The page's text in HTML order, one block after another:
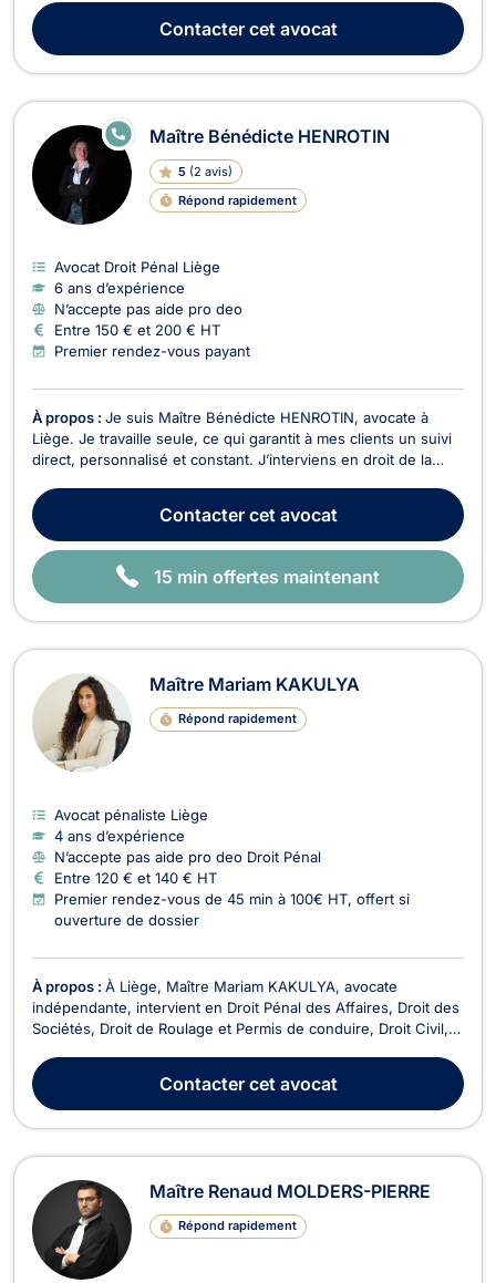
Contactercet avocat
Maître Bénédicte HENROTIN
5 (2 avis)
Répond rapidement
E
N
E
Avocat Droit Pénal Liège
6 ans d’expérience
N’accepte pas aide pro deo
Entre 150 € et 200 € HT
Premier rendez-vous payant
À propos : Je suis Maître Bénédicte HENROTIN, avocate à
Liège. Je travaille seule, ce qui garantit à mes clients un suivi
direct, personnalisé et constant. J’interviens en droit de la
assurances et droit du travail.En droit de la santé, je défends
les victimes d’erreurs médicale...
Contactercet avocat
15 min offertes maintenant
Maître Mariam KAKULYA
Répond rapidement
Avocat pénaliste Liège
4 ans d’expérience
N’accepte pas aide pro deo Droit Pénal
Entre 120 € et 140 € HT
Premier rendez-vous de 45 min à 100€ HT, offert si
ouverture de dossier
À propos : À Liège, Maître Mariam KAKULYA, avocate
indépendante, intervient en Droit Pénal des Affaires, Droit des
Sociétés, Droit de Roulage et Permis de conduire, Droit Civil,
Commerciaux et Recouvrement de créance - Saisie -
Procédure d’exécution. Elle met son expertise au ser...
Contactercet avocat
Maître Renaud MOLDERS-PIERRE
Répond rapidement